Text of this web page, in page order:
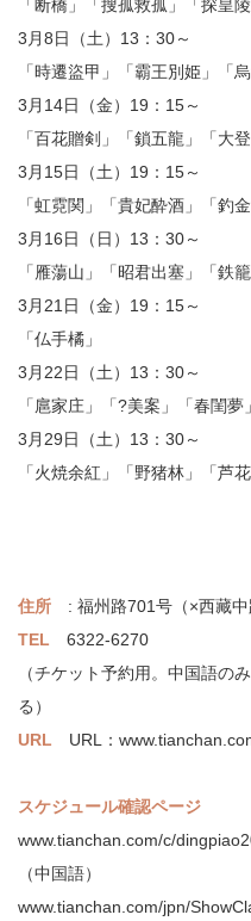
「断橋」「搜孤救孤」「探皇
3月8日（土）13：30～
「時遷盜甲」「霸王別姫」「烏
3月14日（金）19：15～
「百花贈剣」「鎖五龍」「大
3月15日（土）19：15～
「虹霓関」「貴妃酔酒」「釣
3月16日（日）13：30～
「雁蕩山」「昭君出塞」「鉄
3月21日（金）19：15～
「仏手橘」
3月22日（土）13：30～
「扈家庄」「?美案」「春閨夢」
3月29日（土）13：30～
「火焼余紅」「野猪林」「芦
住所 : 福州路701号（×西藏中
TEL 6322-6270
（チケット予約用。中国語の
る）
URL URL：
スケジュール確認ページ
www.tianchan.com/c/
（中国語）
www.tianchan.com/jpn/